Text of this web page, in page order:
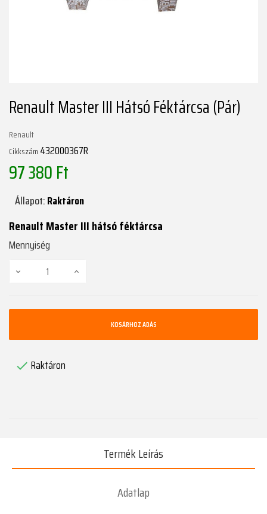
Renault Master III Hátsó Féktárcsa (pár)
Renault
Cikkszám 432000367R
97 380 Ft
Állapot:Raktáron
Renault Master III hátsó féktárcsa
Mennyiség
KOSÁRHOZ ADÁS
 Raktáron
Termék Leírás
Adatlap